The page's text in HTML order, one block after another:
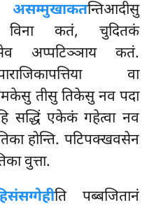
असम्मुखाकतन्तिआदीसु
विना कतं, चुदितकं
अप्पटिञ्ञाय कतं.
वा
तीसु तिकेसु नव पदा
सद्धिं एकेकं गहेत्वा नव
होन्ति. पटिपक्खवसेन
वुत्ता.
ति पब्बजितानं